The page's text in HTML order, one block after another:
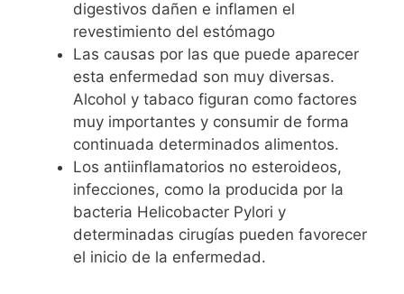
digestivos dañen e inflamen el
revestimiento del estómago
Las causas por las que puede aparecer
esta enfermedad son muy diversas.
Alcohol y tabaco figuran como factores
muy importantes y consumir de forma
continuada determinados alimentos.
Los antiinflamatorios no esteroideos,
infecciones, como la producida por la
bacteria Helicobacter Pylori y
determinadas cirugías pueden favorecer
el inicio de la enfermedad.